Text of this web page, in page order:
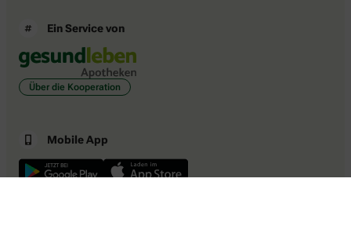
Ein Service von
Über die Kooperation
Mobile App